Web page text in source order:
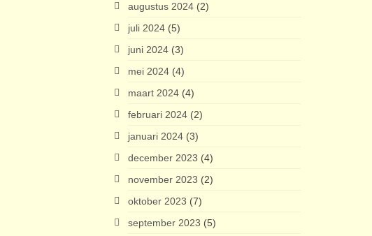
augustus 2024(2)
juli 2024(5)
juni 2024(3)
mei 2024(4)
maart 2024(4)
februari 2024(2)
januari 2024(3)
december 2023 (4)
november 2023 (2)
oktober 2023 (7)
september 2023 (5)